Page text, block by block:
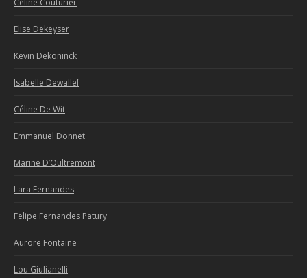
Elise Dekeyser
Kevin Dekoninck
Isabelle Dewallef
Céline De Wit
Emmanuel Donnet
Marine D’Oultremont
Lara Fernandes
Felipe Fernandes Patury
Aurore Fontaine
Lou Giulianelli